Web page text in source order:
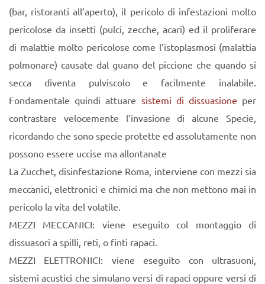
(bar, ristoranti all’aperto), il pericolo di infestazioni molto
pericolose da insetti (pulci, zecche, acari) ed il proliferare
di malattie molto pericolose come l’istoplasmosi (malattia
polmonare) causate dal guano del piccione che quando si
secca diventa pulviscolo e facilmente inalabile.
Fondamentale quindi attuare sistemi di dissuasione per
contrastare velocemente l’invasione di alcune Specie,
ricordando che sono specie protette ed assolutamente non
possono essere uccise ma allontanate
La Zucchet, disinfestazione Roma, interviene con mezzi sia
meccanici, elettronici e chimici ma che non mettono mai in
pericolo la vita del volatile.
MEZZI MECCANICI: viene eseguito col montaggio di
dissuasori a spilli, reti, o finti rapaci.
MEZZI ELETTRONICI: viene eseguito con ultrasuoni,
sistemi acustici che simulano versi di rapaci oppure versi di